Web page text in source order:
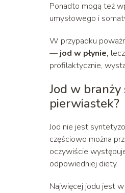
Ponadto mogą też
umysłowego i
W przypadku
— jod w płynie,
profilaktycznie,
Jod w
pierwiastek?
Jod nie jest
częściowo można
oczywiście
odpowiedniej diety.
Najwięcej jodu jest